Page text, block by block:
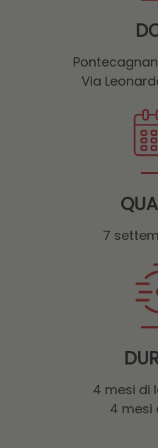
Via
7
4 mesi di
4 mesi